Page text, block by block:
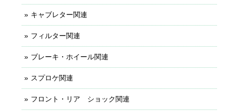
キャブレター関連
フィルター関連
ブレーキ・ホイール関連
スプロケ関連
フロント・リア ショック関連